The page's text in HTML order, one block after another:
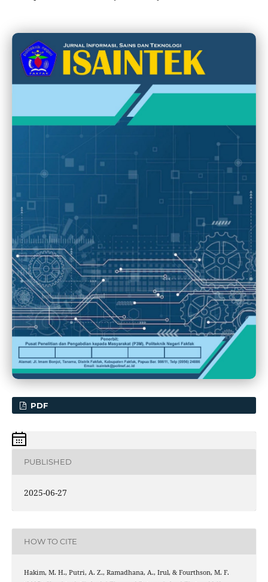
PDF
PUBLISHED
2025-06-27
HOW TO CITE
Hakim, M. H., Putri, A. Z., Ramadhana, A., Irul, & Fourthson, M. F.